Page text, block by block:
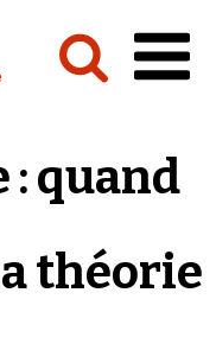
:
: quand
théorie